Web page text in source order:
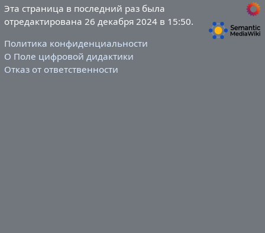
Эта страница в последний раз была
отредактирована 26 декабря 2024 в 15:50.
Политика конфиденциальности
О Поле цифровой дидактики
Отказ от ответственности